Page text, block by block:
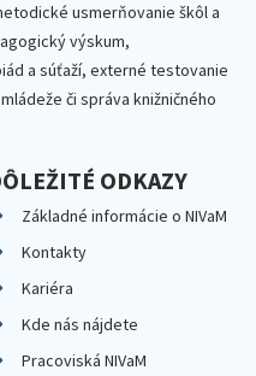
usmerňovanie škôl a
výskum,
a súťaží, externé testovanie
či správa knižničného
ODKAZY
Základné informácie o NIVaM
Kontakty
Kariéra
Kde nás nájdete
Pracoviská NIVaM